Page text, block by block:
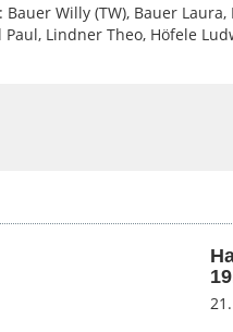
Bauer Willy (TW), Bauer
Paul, Lindner Theo, Höfele